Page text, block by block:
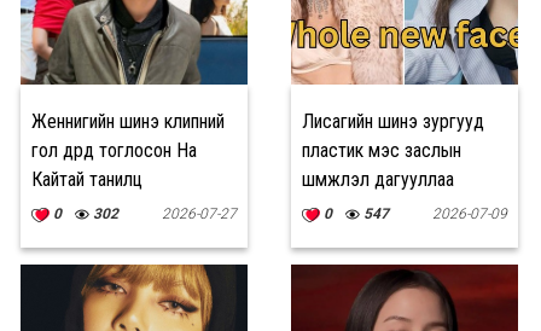
Женнигийн шинэ клипний
гол дүрд тоглосон На
Кайтай танилц
0 302 2026-07-27
Лисагийн шинэ зургууд
пластик мэс заслын
шүүмжлэл дагууллаа
0 547 2026-07-09